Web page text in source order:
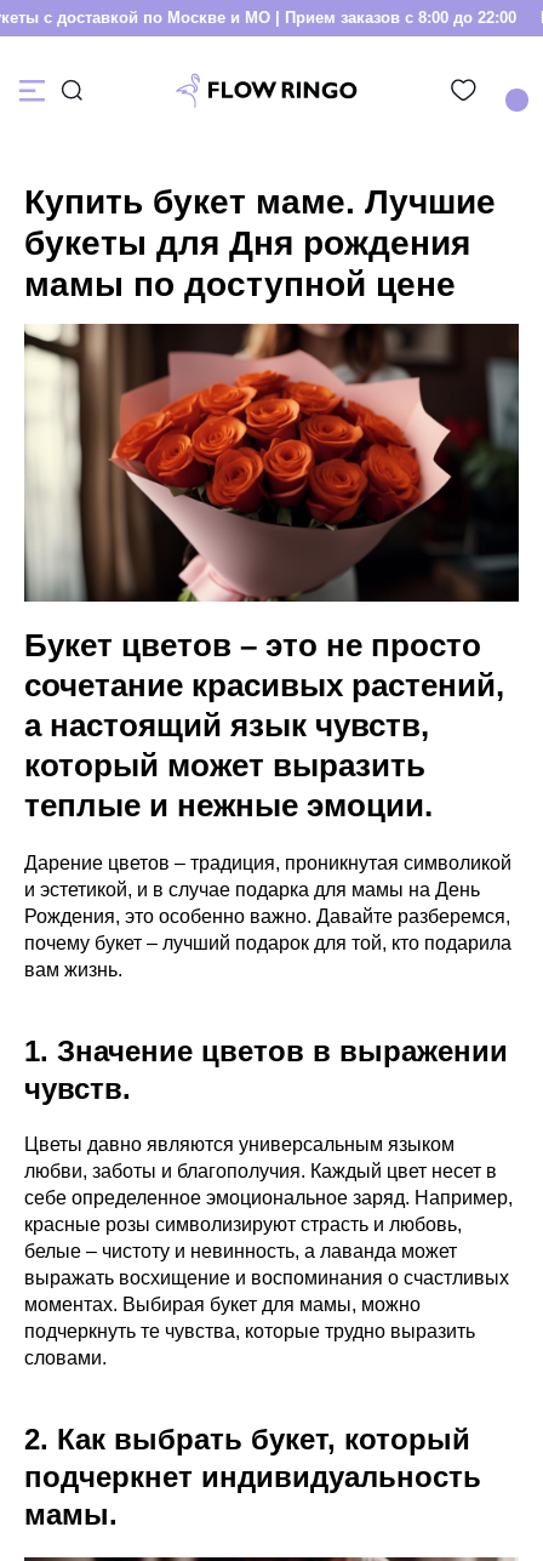
доставкой по Москве и МО | Прием заказов с 8:00 до 22:00
Купить букет маме. Лучшие
букеты для Дня рождения
мамы по доступной цене
Букет цветов – это не просто
сочетание красивых растений,
а настоящий язык чувств,
который может выразить
теплые и нежные эмоции.
Дарение цветов – традиция, проникнутая символикой
и эстетикой, и в случае подарка для мамы на День
Рождения, это особенно важно. Давайте разберемся,
почему букет – лучший подарок для той, кто подарила
вам жизнь.
1. Значение цветов в выражении
чувств.
Цветы давно являются универсальным языком
любви, заботы и благополучия. Каждый цвет несет в
себе определенное эмоциональное заряд. Например,
красные розы символизируют страсть и любовь,
белые – чистоту и невинность, а лаванда может
выражать восхищение и воспоминания о счастливых
моментах. Выбирая букет для мамы, можно
подчеркнуть те чувства, которые трудно выразить
словами.
2. Как выбрать букет, который
подчеркнет индивидуальность
мамы.